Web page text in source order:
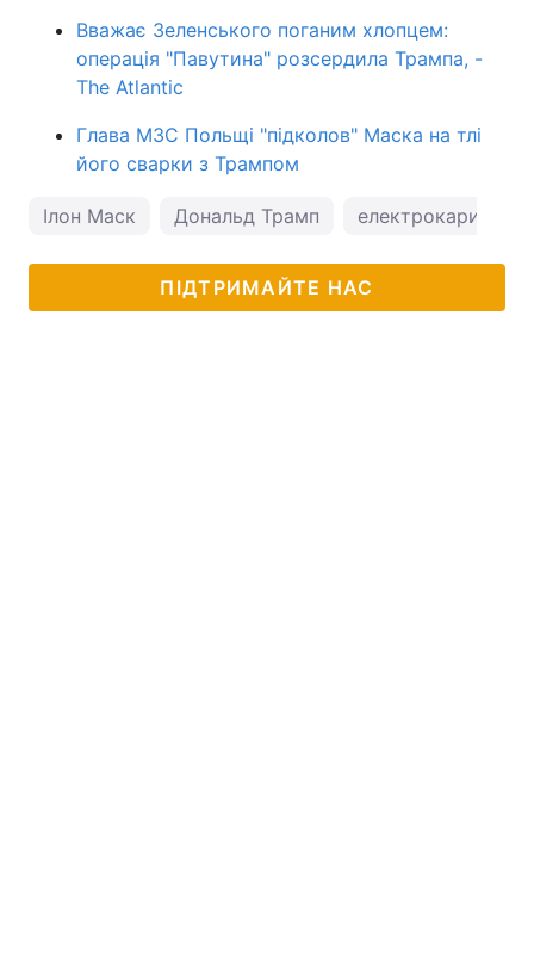
Вважає Зеленського поганим хлопцем:
операція "Павутина" розсердила Трампа, -
The Atlantic
Глава МЗС Польщі "підколов" Маска на тлі
його сварки з Трампом
Ілон Маск Дональд Трамп електрокари Tesla
ПІДТРИМАЙТЕ НАС